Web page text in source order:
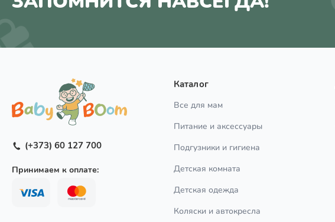
(+373) 60 127 700
Принимаем к оплате:
Каталог
Все для мам
Питание и аксессуары
Подгузники и гигиена
Детская комната
Детская одежда
Коляски и автокресла